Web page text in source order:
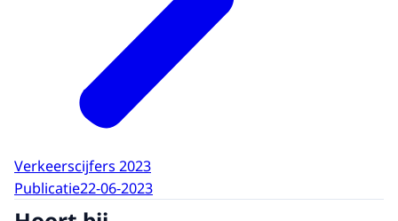
Verkeerscijfers 2023
Publicatie22-06-2023